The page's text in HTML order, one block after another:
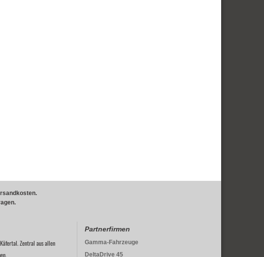
Zentral aus allen
Partnerfirmen
Gamma-Fahrzeuge
DeltaDrive 45